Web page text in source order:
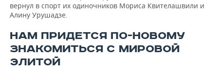
вернул в спорт их одиночников Мориса Квителашвили и
Алину Урушадзе.
НАМ ПРИДЕТСЯ ПО-НОВОМУ
ЗНАКОМИТЬСЯ С МИРОВОЙ
ЭЛИТОЙ